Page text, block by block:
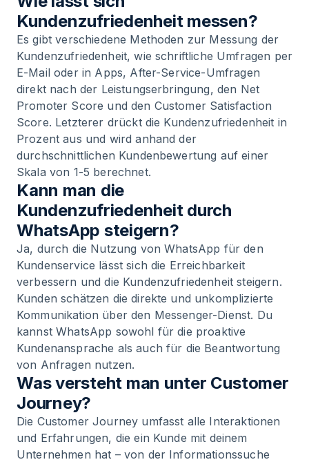
Kundenzufriedenheit messen?
Es gibt verschiedene Methoden zur Messung der
Kundenzufriedenheit, wie schriftliche Umfragen per
E-Mail oder in Apps, After-Service-Umfragen
direkt nach der Leistungserbringung, den Net
Promoter Score und den Customer Satisfaction
Score. Letzterer drückt die Kundenzufriedenheit in
Prozent aus und wird anhand der
durchschnittlichen Kundenbewertung auf einer
Skala von 1-5 berechnet.
Kann man die
Kundenzufriedenheit durch
WhatsApp steigern?
Ja, durch die Nutzung von WhatsApp für den
Kundenservice lässt sich die Erreichbarkeit
verbessern und die Kundenzufriedenheit steigern.
Kunden schätzen die direkte und unkomplizierte
Kommunikation über den Messenger-Dienst. Du
kannst WhatsApp sowohl für die proaktive
Kundenansprache als auch für die Beantwortung
von Anfragen nutzen.
Was versteht man unter Customer
Journey?
Die Customer Journey umfasst alle Interaktionen
und Erfahrungen, die ein Kunde mit deinem
Unternehmen hat – von der Informationssuche